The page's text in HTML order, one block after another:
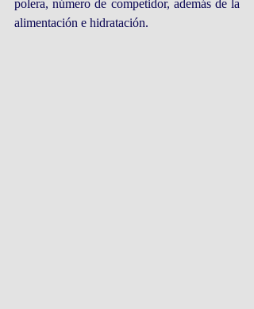
polera, número de competidor, además de la
alimentación e hidratación.